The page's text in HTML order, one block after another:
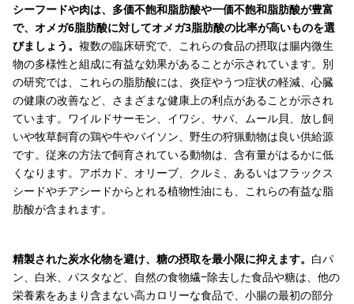
シーフードや肉は、多価不飽和脂肪酸や一価不飽和脂肪酸が豊富
で、オメガ6脂肪酸に対してオメガ3脂肪酸の比率が高いものを選
びましょう。 複数の臨床研究で、これらの食品の摂取は腸内微生
物の多様性と組成に有益な効果があることが示されています。別
の研究では、これらの脂肪酸には、炎症やうつ症状の軽減、心臓
の健康の改善など、さまざまな健康上の利点があることが示され
ています。ワイルドサーモン、イワシ、サバ、ムール貝、放し飼
いや牧草飼育の鶏や牛やバイソン、野生の狩猟動物は良い供給源
です。従来の方法で飼育されている動物は、含有量がはるかに低
くなります。アボカド、オリーブ、クルミ、あるいはフラックス
シードやチアシードからとれる植物性油にも、これらの有益な脂
肪酸が含まれます。
精製された炭水化物を避け、糖の摂取を最小限に抑えます。 白パ
ン、白米、パスタなど、自然の食物繊‒除去した食品や糖は、他の
栄養素をあまり含まない高カロリーな食品で、小腸の最初の部分